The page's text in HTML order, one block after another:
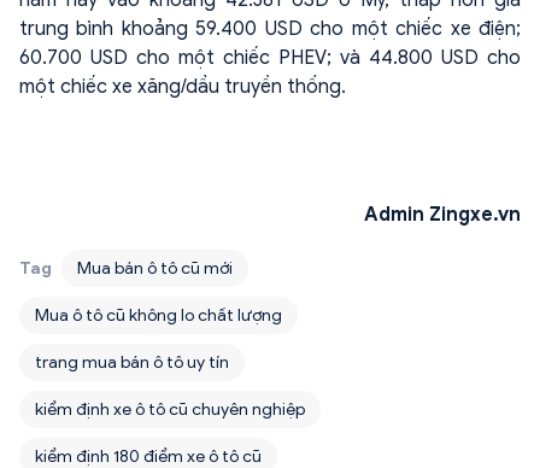
trung bình khoảng 59.400 USD cho một chiếc xe điện;
60.700 USD cho một chiếc PHEV; và 44.800 USD cho
một chiếc xe xăng/dầu truyền thống.
Admin Zingxe.vn
Tag Mua bán ô tô cũ mới
Mua ô tô cũ không lo chất lượng
trang mua bán ô tô uy tín
kiểm định xe ô tô cũ chuyên nghiệp
kiểm định 180 điểm xe ô tô cũ